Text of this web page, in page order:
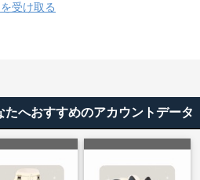
受け取る
たへおすすめのアカウントデータ